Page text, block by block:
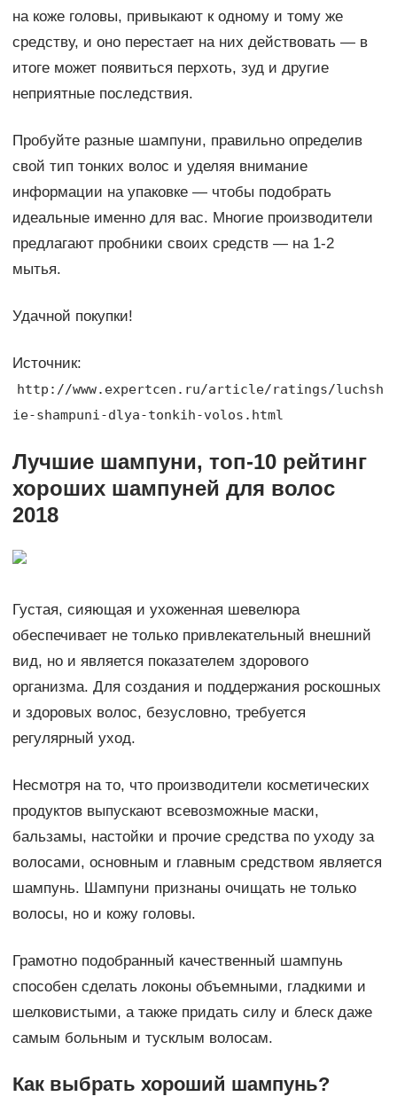
на коже головы, привыкают к одному и тому же
средству, и оно перестает на них действовать — в
итоге может появиться перхоть, зуд и другие
неприятные последствия.
Пробуйте разные шампуни, правильно определив
свой тип тонких волос и уделяя внимание
информации на упаковке — чтобы подобрать
идеальные именно для вас. Многие производители
предлагают пробники своих средств — на 1-2
мытья.
Удачной покупки!
Источник:
http://www.expertcen.ru/article/ratings/luchsh
ie-shampuni-dlya-tonkih-volos.html
Лучшие шампуни, топ-10 рейтинг
хороших шампуней для волос
2018
Густая, сияющая и ухоженная шевелюра
обеспечивает не только привлекательный внешний
вид, но и является показателем здорового
организма. Для создания и поддержания роскошных
и здоровых волос, безусловно, требуется
регулярный уход.
Несмотря на то, что производители косметических
продуктов выпускают всевозможные маски,
бальзамы, настойки и прочие средства по уходу за
волосами, основным и главным средством является
шампунь. Шампуни признаны очищать не только
волосы, но и кожу головы.
Грамотно подобранный качественный шампунь
способен сделать локоны объемными, гладкими и
шелковистыми, а также придать силу и блеск даже
самым больным и тусклым волосам.
Как выбрать хороший шампунь?